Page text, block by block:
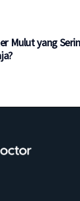
Mulut yang